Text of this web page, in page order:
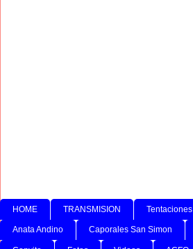
HOME TRANSMISION Tentaciones
Anata Andino Caporales San Simon